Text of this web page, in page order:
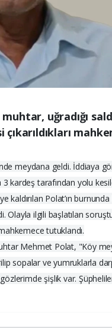
uğradığı
çıkarıldıkları
meydana geldi. İddiaya
kardeş tarafından yolu
kaldırılan Polat’ın
ilgili başlatılan
mahkemece tutuklandı.
Mehmet Polat, "Köy
sopalar ve yumruklarla
şişlik var.